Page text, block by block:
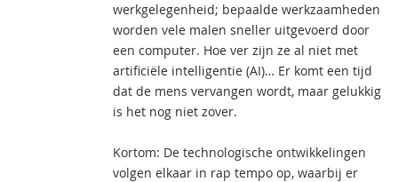
werkgelegenheid; bepaalde werkzaamheden
worden vele malen sneller uitgevoerd door
een computer. Hoe ver zijn ze al niet met
artificiële intelligentie (AI)… Er komt een tijd
dat de mens vervangen wordt, maar gelukkig
is het nog niet zover.
Kortom: De technologische ontwikkelingen
volgen elkaar in rap tempo op, waarbij er